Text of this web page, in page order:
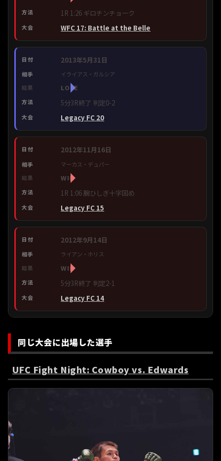
1R 1:26 ギロチンチョーク
WFC 17: Battle at the Belle
2013年5月31日
イライアス・ガルシア
LOSE
5分3R終了 判定0-2
Legacy FC 20
2012年11月16日
マーカス・デュパー
WIN
1R 1:06 腕ひしぎ十字固め
Legacy FC 15
2012年9月14日
ライアン・ホリス
WIN
5分3R終了 判定2-1
Legacy FC 14
同じ大会に出場した選手
UFC Fight Night: Cowboy vs. Edwards